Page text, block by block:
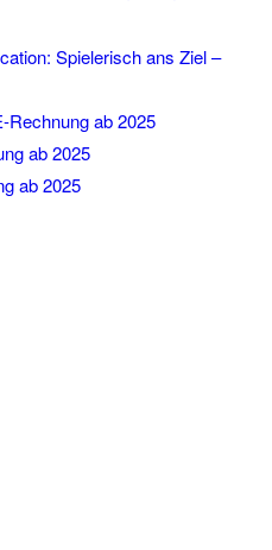
Spielerisch ans Ziel –
Rechnung ab 2025
ab 2025
ab 2025